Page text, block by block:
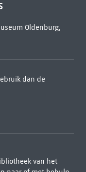
Oldenburg,
dan de
van het